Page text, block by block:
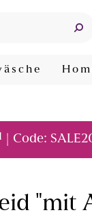
| Code:
"mit